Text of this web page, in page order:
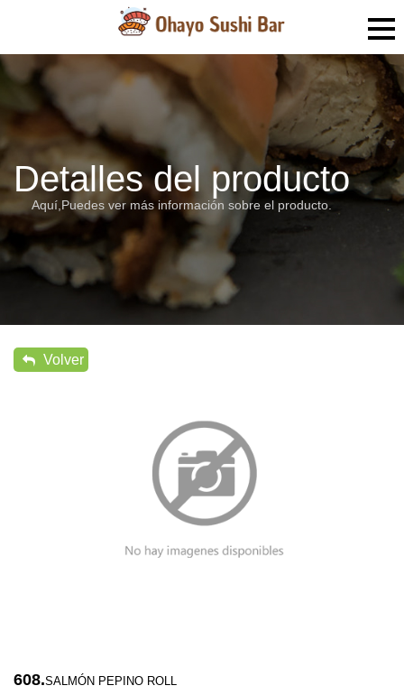
Detalles del producto
Aquí,Puedes ver más información sobre el producto.
Volver
608.SALMÓN PEPINO ROLL